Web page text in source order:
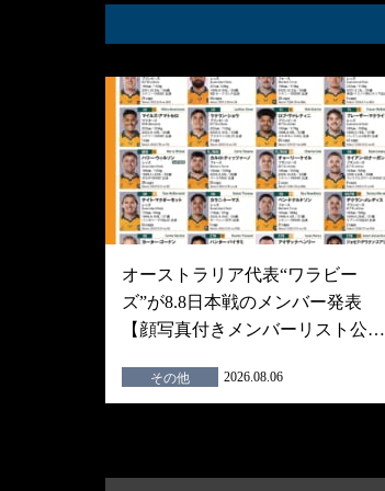
オーストラリア代表“ワラビー
ズ”が8.8日本戦のメンバー発表
【顔写真付きメンバーリスト公…
その他 2026.08.06